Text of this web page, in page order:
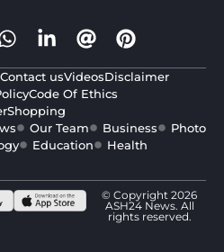
Contact usVideosDisclaimer
Code Of Ethics
Shopping
Our Team Business
Photo
Education
Health
© Copyright 2026
ASH24 News. All
rights reserved.